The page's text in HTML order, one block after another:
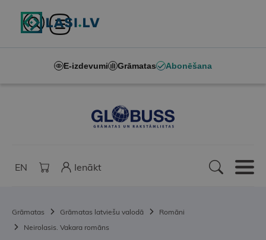
E-izdevumi Grāmatas Abonēšana
EN Ienākt
Grāmatas Grāmatas latviešu valodā
Romāni
Neirolasis. Vakara romāns